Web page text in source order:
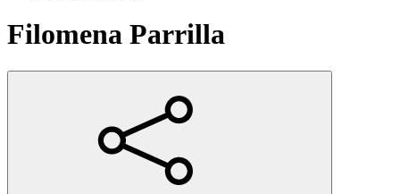
Filomena Parrilla